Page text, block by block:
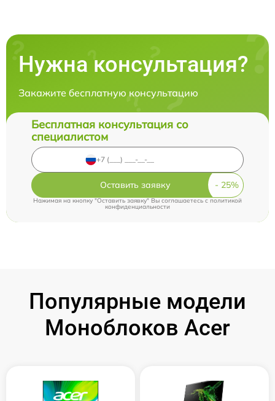
Нужна консультация?
Закажите бесплатную консультацию
Бесплатная консультация со
специалистом
Оставить заявку
Нажимая на кнопку "Оставить заявку" Вы соглашаетесь cполитикой
конфиденциальности
Популярные модели
Моноблоков Acer